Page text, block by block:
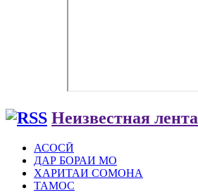
Неизвестная лента
АСОСӢ
ДАР БОРАИ МО
ХАРИТАИ СОМОНА
ТАМОС